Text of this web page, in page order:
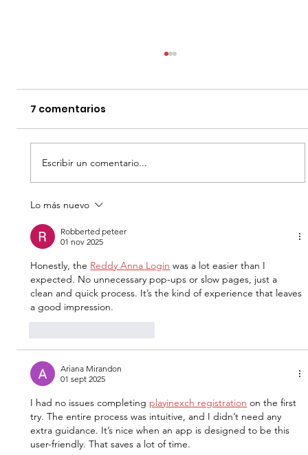
CURIOSOS por LIZ GIL
7 comentarios
Escribir un comentario...
Lo más nuevo
Robberted peteer
01 nov 2025
Honestly, the Reddy Anna Login was a lot easier than I
expected. No unnecessary pop-ups or slow pages, just a
clean and quick process. It’s the kind of experience that leaves
a good impression.
Ariana Mirandon
01 sept 2025
I had no issues completing playinexch registration on the first
try. The entire process was intuitive, and I didn’t need any
extra guidance. It’s nice when an app is designed to be this
user-friendly. That saves a lot of time.